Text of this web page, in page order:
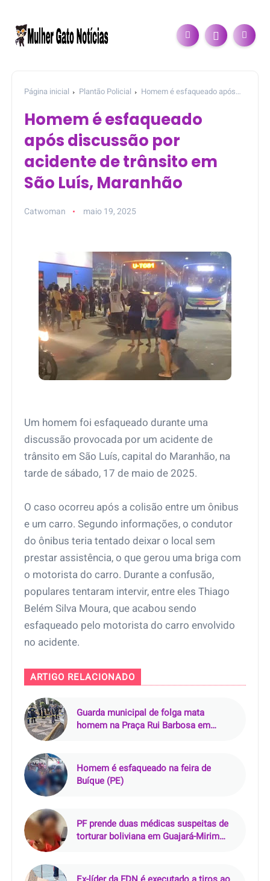
Página inicial Plantão Policial
Homem é esfaqueado após
Homem é esfaqueado
após discussão por
acidente de trânsito em
São Luís, Maranhão
Catwoman maio 19, 2025
Um homem foi esfaqueado durante uma
discussão provocada por um acidente de
trânsito em São Luís, capital do Maranhão, na
tarde de sábado, 17 de maio de 2025.
O caso ocorreu após a colisão entre um ônibus
e um carro. Segundo informações, o condutor
do ônibus teria tentado deixar o local sem
prestar assistência, o que gerou uma briga com
o motorista do carro. Durante a confusão,
populares tentaram intervir, entre eles Thiago
Belém Silva Moura, que acabou sendo
esfaqueado pelo motorista do carro envolvido
no acidente.
ARTIGO RELACIONADO
Guarda municipal de folga mata
homem na Praça Rui Barbosa em
Homem é esfaqueado na feira de
Buíque (PE)
PF prende duas médicas suspeitas de
torturar boliviana em Guajará-Mirim